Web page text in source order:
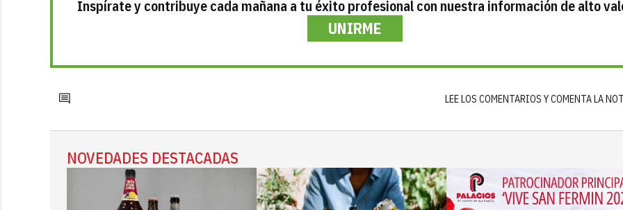
Inspírate y contribuye cada mañana a tu éxito profesional con nuestra información de alto
UNIRME
LEE LOS COMENTARIOS Y COMENTA LA
NOVEDADES DESTACADAS